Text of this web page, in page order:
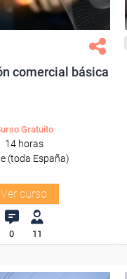
comercial básica
Gratuito
14 horas
(toda España)
Ver curso
0 11